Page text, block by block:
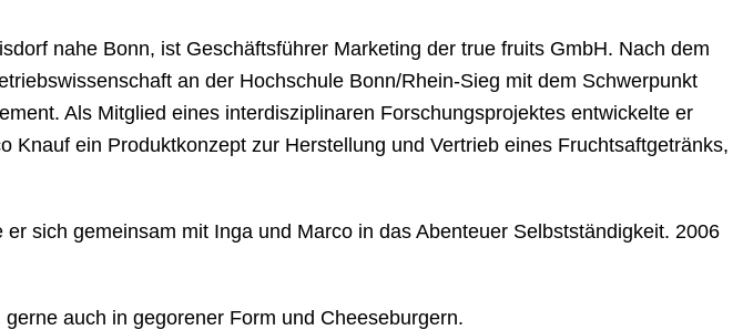
nahe Bonn, ist Geschäftsführer Marketing der true fruits GmbH. Nach dem
an der Hochschule Bonn/Rhein-Sieg mit dem Schwerpunkt
Als Mitglied eines interdisziplinaren Forschungsprojektes entwickelte er
Knauf ein Produktkonzept zur Herstellung und Vertrieb eines Fruchtsaftgetränks,
sich gemeinsam mit Inga und Marco in das Abenteuer Selbstständigkeit. 2006
auch in gegorener Form und Cheeseburgern.